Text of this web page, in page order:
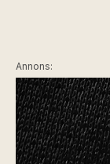
Annons: